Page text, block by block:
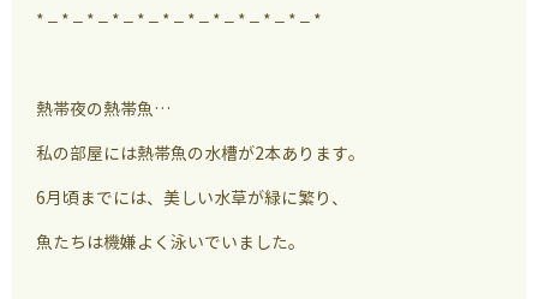
* – * – * – * – * – * – * – * – * – * – * – *
熱帯夜の熱帯魚…
私の部屋には熱帯魚の水槽が2本あります。
6月頃までには、美しい水草が緑に繁り、
魚たちは機嫌よく泳いでいました。